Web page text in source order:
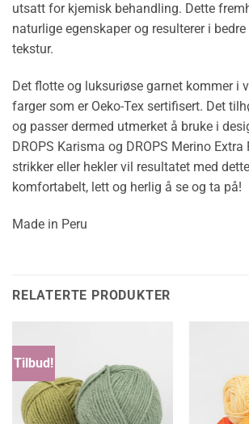
utsatt for kjemisk behandling. Dette
naturlige egenskaper og resulterer i
tekstur.
Det flotte og luksuriøse garnet kommer i
farger som er Oeko-Tex sertifisert. Det
og passer dermed utmerket å bruke i
DROPS Karisma og DROPS Merino Extra
strikker eller hekler vil resultatet med
komfortabelt, lett og herlig å se og ta på!
Made in Peru
RELATERTE PRODUKTER
Tilbud!